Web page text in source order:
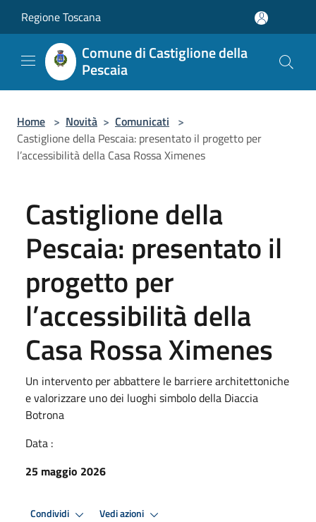
Regione Toscana
Comune di Castiglione della
Pescaia
Home > Novità > Comunicati >
Castiglione della Pescaia: presentato il progetto per
l’accessibilità della Casa Rossa Ximenes
Castiglione della
Pescaia: presentato il
progetto per
l’accessibilità della
Casa Rossa Ximenes
Un intervento per abbattere le barriere architettoniche
e valorizzare uno dei luoghi simbolo della Diaccia
Botrona
Data :
25 maggio 2026
Condividi Vedi azioni